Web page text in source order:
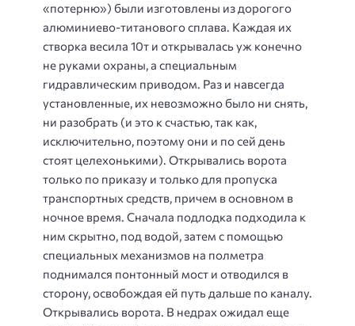
«потерню») были изготовлены из дорогого
алюминиево-титанового сплава. Каждая их
створка весила 10т и открывалась уж конечно
не руками охраны, а специальным
гидравлическим приводом. Раз и навсегда
установленные, их невозможно было ни снять,
ни разобрать (и это к счастью, так как,
исключительно, поэтому они и по сей день
стоят целехонькими). Открывались ворота
только по приказу и только для пропуска
транспортных средств, причем в основном в
ночное время. Сначала подлодка подходила к
ним скрытно, под водой, затем с помощью
специальных механизмов на полметра
поднимался понтонный мост и отводился в
сторону, освобождая ей путь дальше по каналу.
Открывались ворота. В недрах ожидал еще